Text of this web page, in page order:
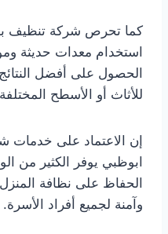
كما تحرص شركة تنظيف
استخدام معدات حديثة
الحصول على أفضل
للأثاث أو الأسطح
إن الاعتماد على خدمات
ابوظبي يوفر الكثير من
الحفاظ على نظافة
وآمنة لجميع أفراد الأسرة.